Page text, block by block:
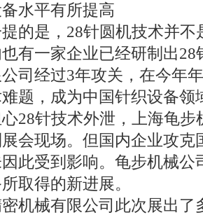
平有所提高
是，28针圆机技术并不
有一家企业已经研制出
司经过3年攻关，在今年
题，成为中国针织设备领
针技术外泄，上海龟步
会现场。但国内企业攻克
此受到影响。龟步机械公
取得的新进展。
械有限公司此次展出了